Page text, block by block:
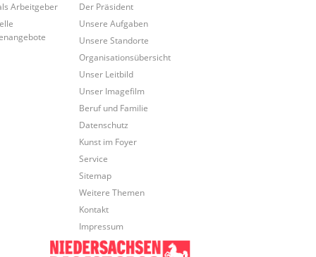
Arbeitgeber
Der Präsident
Unsere Aufgaben
Unsere Standorte
Organisationsübersicht
Unser Leitbild
Unser Imagefilm
Beruf und Familie
Datenschutz
Kunst im Foyer
Service
Sitemap
Weitere Themen
Kontakt
Impressum